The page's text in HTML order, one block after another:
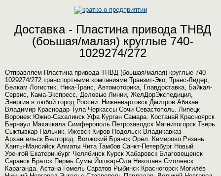
Доставка - Пластина привода ТНВД
(боьшая/малая) круглые 740-
1029274/272
Отправляем Пластина привода ТНВД (боьшая/малая) круглые 740-
1029274/272 транспортными компаниями Транзит-Эко, Транс-Лидер,
Белкам Логистик, Ника-Транс, Автомоторика, Главдоставка, Байкал-
Сервис, Кама-Экспресс, Деловые Линии, ЖелДорЭкспедиция,
Энергия в любой город России: Нижневартовск Дмитров Абакан
Владимир Краснодар Тула Черкассы Сочи Севастополь. Липецк
Воронеж Южно-Сахалинск Уфа Курган Самара. Костанай Красноярск
Барнаул Махачкала Симферополь Петрозаводск Магнитогорск Тверь
Сыктывкар Нальчик. Ижевск Киров Подольск Владикавказ
Архангельск Белгород. Волжский Брянск Орёл. Кемерово Рязань
Ханты-Мансийск Алматы Чита Тамбов Санкт-Петербург Новый
Уренгой Екатеринбург Челябинск Курск Хабаровск Благовещенск
Саранск Братск Пермь Сумы Йошкар-Ола Николаев Смоленск
Караганда. Астана Гомель Саратов Рыбинск Красногорск Могилёв